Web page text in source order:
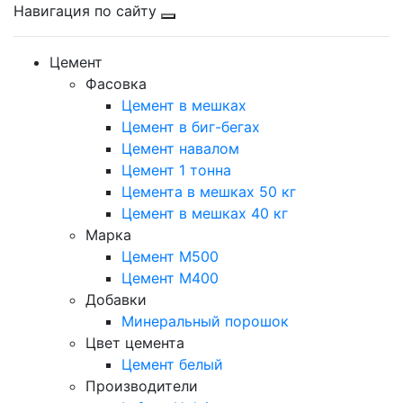
Навигация по сайту
Цемент
Фасовка
Цемент в мешках
Цемент в биг-бегах
Цемент навалом
Цемент 1 тонна
Цемента в мешках 50 кг
Цемент в мешках 40 кг
Марка
Цемент М500
Цемент М400
Добавки
Минеральный порошок
Цвет цемента
Цемент белый
Производители